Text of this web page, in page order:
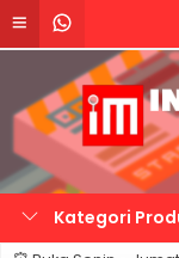
Kategori